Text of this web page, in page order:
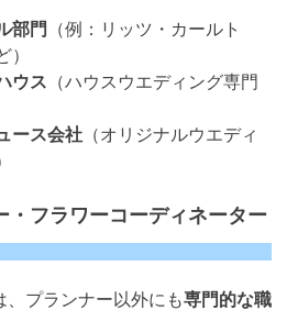
部門
（例：リッツ・カールト
）
ウス （ハウスウエディング専門
ース会社 （オリジナルウエディ
・フラワーコーディネーター
、プランナー以外にも専門的な職